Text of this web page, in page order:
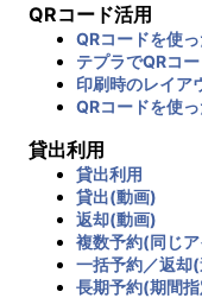
QRコード活用
QRコードを使
テプラでQRコ
印刷時のレイア
QRコードを使
貸出利用
貸出利用
貸出(動画)
返却(動画)
複数予約(同じ
一括予約／返却
長期予約(期間